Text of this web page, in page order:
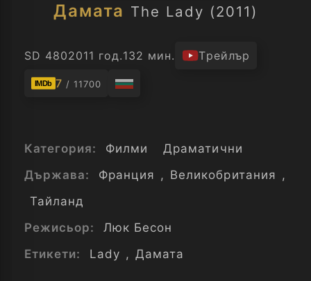
Дамата The Lady (2011)
SD 4802011 год.132 мин. Трейлър
IMDb 7 / 11700
Категория: Филми
Драматични
Държава:
Франция , Великобритания ,
Тайланд
Режисьор:
Люк Бесон
Етикети:
Lady , Дамата